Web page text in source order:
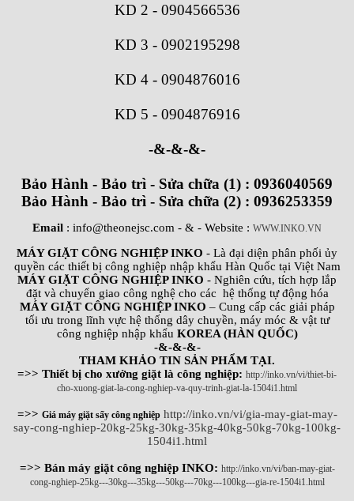
KD 2 - 0904566536
KD 3 - 0902195298
KD 4 - 0904876016
KD 5 - 0904876916
-&-&-&-
Bảo Hành - Bảo trì - Sửa chữa (1) : 0936040569
Bảo Hành - Bảo trì - Sửa chữa (2) : 0936253359
Email : info@theonejsc.com - & - Website : WWW.INKO.VN
MÁY GIẶT CÔNG NGHIỆP INKO - Là đại diện phân phối ủy
quyền các thiết bị công nghiệp nhập khẩu Hàn Quốc tại Việt Nam
MÁY GIẶT CÔNG NGHIỆP INKO - Nghiên cứu, tích hợp lắp
đặt và chuyển giao công nghệ cho các hệ thống tự động hóa
MÁY GIẶT CÔNG NGHIỆP INKO – Cung cấp các giải pháp
tối ưu trong lĩnh vực hệ thống dây chuyền, máy móc & vật tư
công nghiệp nhập khẩu KOREA (HÀN QUỐC)
-&-&-&-
THAM KHẢO TIN SẢN PHẨM TẠI.
=>> Thiết bị cho xưởng giặt là công nghiệp: http://inko.vn/vi/thiet-bi-
cho-xuong-giat-la-cong-nghiep-va-quy-trinh-giat-la-1504i1.html
=>> Giá máy giặt sấy công nghiệp http://inko.vn/vi/gia-may-giat-may-
say-cong-nghiep-20kg-25kg-30kg-35kg-40kg-50kg-70kg-100kg-
1504i1.html
=>> Bán máy giặt công nghiệp INKO: http://inko.vn/vi/ban-may-giat-
cong-nghiep-25kg---30kg---35kg---50kg---70kg---100kg---gia-re-1504i1.html